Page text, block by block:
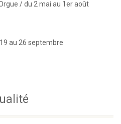
/ du 2 mai au 1er août
au 26 septembre